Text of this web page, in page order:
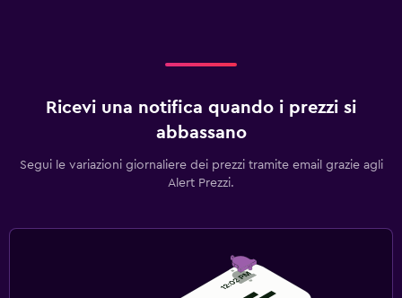
Ricevi una notifica quando i prezzi si
abbassano
Segui le variazioni giornaliere dei prezzi tramite email grazie agli
Alert Prezzi.